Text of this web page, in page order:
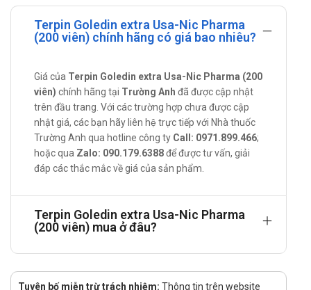
(200 viên)
Dextromethorphan là chất chủ vận của thụ thể NMDA và
dụng ức chế trung tâm ho ở hành não nên giảm ho do kích
ứng, ho khan. Tuy có cấu trúc gần giống Morphin nhưng
Dextromethorphan không có tác dụng giảm đau. Với liều
điều trị, tác dụng chống ho của thuốc kéo dài được 5 - 6
giờ và ít gây độc tính nhưng với liều rất cao có thể gây ức
chế hệ TKTW.
Terpin hydrat là thuốc có tác dụng long đờm, giảm độ
hóa lỏng và kích thích loại bỏ dịch tiết phế quản. Thuốc
cũng có tác dụng sát trùng nhu mô phổi nhưng tác dụng
này tương đối yếu.
Tác dụng - Chỉ định của Terpin Goledin
Terpin Goledin extra Usa-Nic Pharma
(200 viên) chính hãng có giá bao nhiêu?
Giá của Terpin Goledin extra Usa-Nic Pharma (200
viên) chính hãng tại Trường Anh đã được cập nhật
trên đầu trang. Với các trường hợp chưa được cập
nhật giá, các bạn hãy liên hệ trực tiếp với Nhà thuốc
Trường Anh qua hotline công ty Call: 0971.899.466;
hoặc qua Zalo: 090.179.6388để được tư vấn, giải
đáp các thắc mắc về giá của sản phẩm.
Terpin Goledin extra Usa-Nic Pharma
(200 viên) mua ở đâu?
Tuyên bố miễn trừ trách nhiệm: Thông tin trên website